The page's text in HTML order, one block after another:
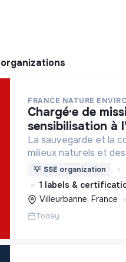
FRANCE NATURE
chargé·e de mission
sensibilisation à
La sauvegarde et la
milieux naturels et
peuplent, par
que par la
l’éducation des
💡 SSE organization
1 labels &
Villeurbanne, France
Today